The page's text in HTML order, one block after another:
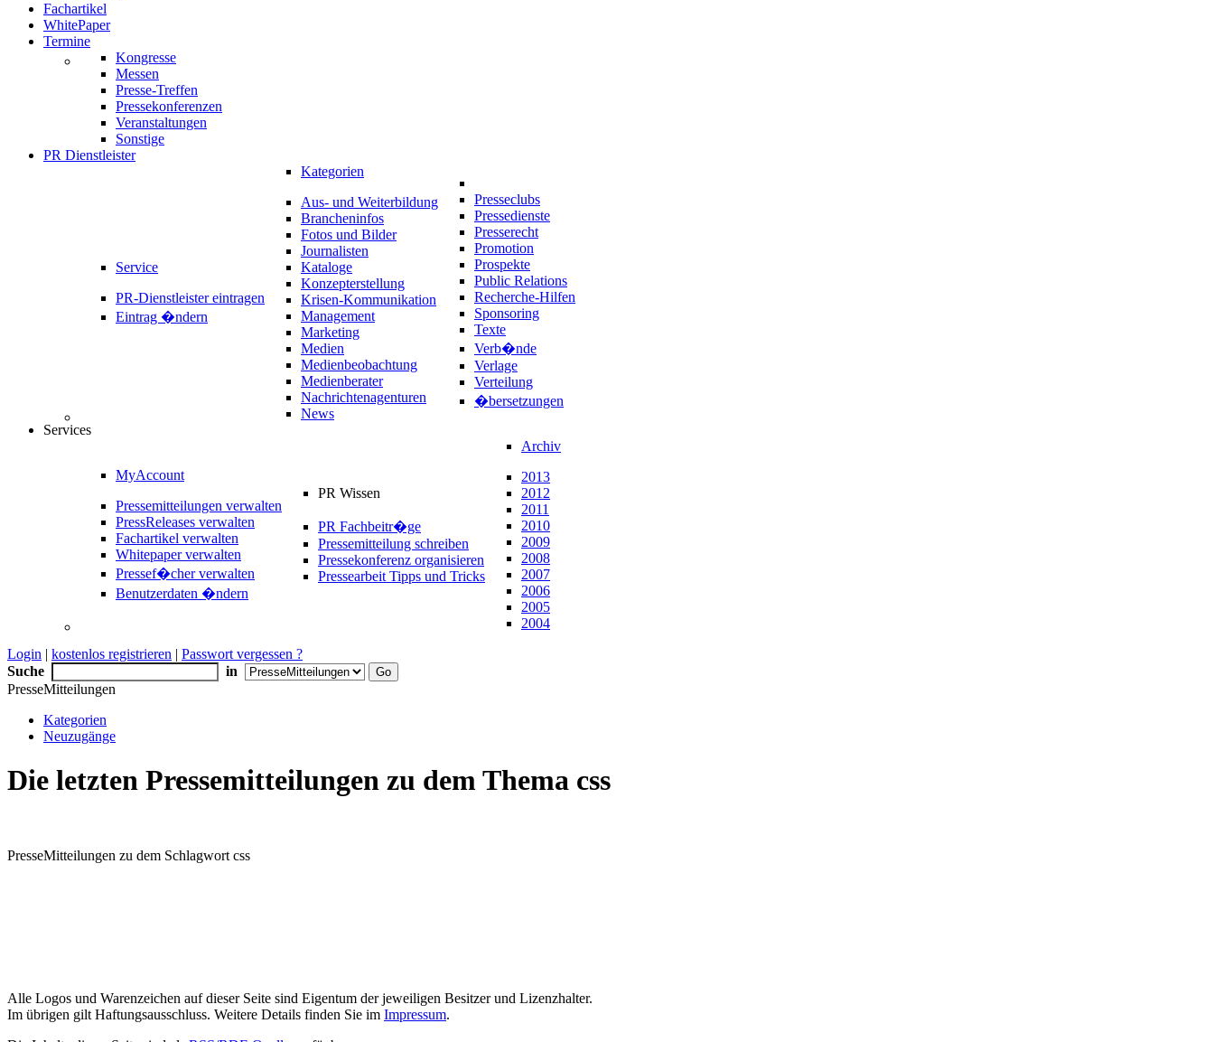
Fachartikel
WhitePaper
Termine
Kongresse
Messen
Presse-Treffen
Pressekonferenzen
Veranstaltungen
Sonstige
PR Dienstleister
Service
PR-Dienstleister eintragen
Eintrag �ndern
Kategorien
Aus- und Weiterbildung
Brancheninfos
Fotos und Bilder
Journalisten
Kataloge
Konzepterstellung
Krisen-Kommunikation
Management
Marketing
Medien
Medienbeobachtung
Medienberater
Nachrichtenagenturen
News
Presseclubs
Pressedienste
Presserecht
Promotion
Prospekte
Public Relations
Recherche-Hilfen
Sponsoring
Texte
Verb�nde
Verlage
Verteilung
�bersetzungen
Services
MyAccount
Pressemitteilungen verwalten
PressReleases verwalten
Fachartikel verwalten
Whitepaper verwalten
Pressef�cher verwalten
Benutzerdaten �ndern
PR Wissen
PR Fachbeitr�ge
Pressemitteilung schreiben
Pressekonferenz organisieren
Pressearbeit Tipps und Tricks
Archiv
2013
2012
2011
2010
2009
2008
2007
2006
2005
2004
Login | kostenlos registrieren | Passwort vergessen ?
Suche
in
PresseMitteilungen
Kategorien
Neuzugänge
Die letzten Pressemitteilungen zu dem Thema css
PresseMitteilungen zu dem Schlagwort css
Alle Logos und Warenzeichen auf dieser Seite sind Eigentum der jeweiligen Besitzer und Lizenzhalter.
Im übrigen gilt Haftungsausschluss. Weitere Details finden Sie im Impressum.